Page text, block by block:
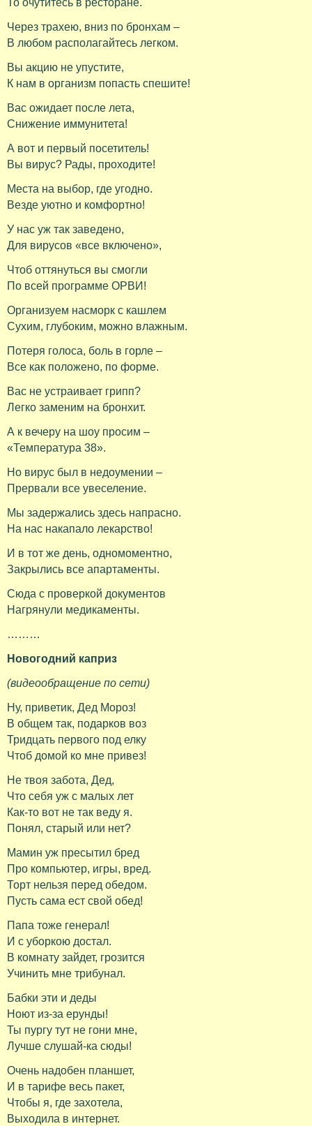
То очутитесь в ресторане.
Через трахею, вниз по бронхам –
В любом располагайтесь легком.
Вы акцию не упустите,
К нам в организм попасть спешите!
Вас ожидает после лета,
Снижение иммунитета!
А вот и первый посетитель!
Вы вирус? Рады, проходите!
Места на выбор, где угодно.
Везде уютно и комфортно!
У нас уж так заведено,
Для вирусов «все включено»,
Чтоб оттянуться вы смогли
По всей программе ОРВИ!
Организуем насморк с кашлем
Сухим, глубоким, можно влажным.
Потеря голоса, боль в горле –
Все как положено, по форме.
Вас не устраивает грипп?
Легко заменим на бронхит.
А к вечеру на шоу просим –
«Температура 38».
Но вирус был в недоумении –
Прервали все увеселение.
Мы задержались здесь напрасно.
На нас накапало лекарство!
И в тот же день, одномоментно,
Закрылись все апартаменты.
Сюда с проверкой документов
Нагрянули медикаменты.
………
Новогодний каприз
(видеообращение по сети)
Ну, приветик, Дед Мороз!
В общем так, подарков воз
Тридцать первого под елку
Чтоб домой ко мне привез!
Не твоя забота, Дед,
Что себя уж с малых лет
Как-то вот не так веду я.
Понял, старый или нет?
Мамин уж пресытил бред
Про компьютер, игры, вред.
Торт нельзя перед обедом.
Пусть сама ест свой обед!
Папа тоже генерал!
И с уборкою достал.
В комнату зайдет, грозится
Учинить мне трибунал.
Бабки эти и деды
Ноют из-за ерунды!
Ты пургу тут не гони мне,
Лучше слушай-ка сюды!
Очень надобен планшет,
И в тарифе весь пакет,
Чтобы я, где захотела,
Выходила в интернет.